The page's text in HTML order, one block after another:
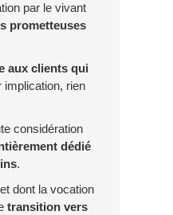
par le vivant
prometteuses
aux clients qui
implication, rien
considération
dédié
.
dont la vocation
transition vers